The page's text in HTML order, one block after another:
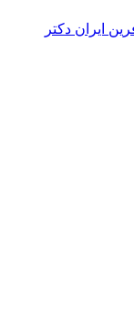
ایران دکتر